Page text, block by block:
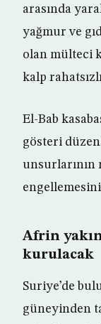
arasında
yağmur ve
olan mülteci
kalp
El-Bab
gösteri
Afrin
kurulacak
Suriye’de
güneyinden